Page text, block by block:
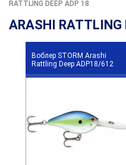
RATTLING DEEP ADP 18
ARASHI RATTLING
Воблер STORM Arashi
Rattling Deep ADP18/612